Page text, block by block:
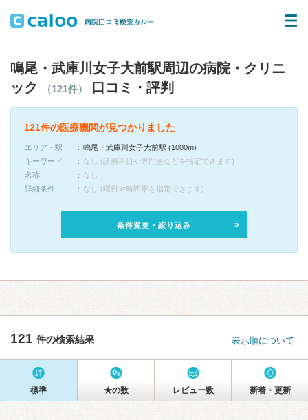
鳴尾・武庫川女子大前駅周辺の病院・クリニ
ック
（121件） 口コミ・評判
121件の医療機関が見つかりました
エリア・駅
鳴尾・武庫川女子大前駅 (1000m)
キーワード
なし (診療科目や専門医などを指定できます)
名称
なし
詳細条件
なし (曜日や時間帯を指定できます)
条件変更・絞り込み
121 件の検索結果 表示順について
標準 ★の数 レビュー数 新着・更新